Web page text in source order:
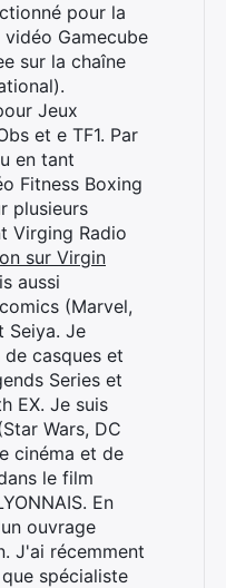
pour la
Gamecube
sur la chaîne
Jeux
et e TF1. Par
en tant
Fitness Boxing
plusieurs
Virging Radio
sur Virgin
aussi
(Marvel,
Seiya. Je
casques et
Series et
EX. Je suis
Wars, DC
cinéma et de
le film
En
ouvrage
J'ai récemment
spécialiste